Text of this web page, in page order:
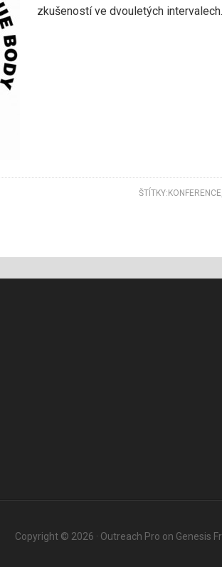
zkušeností ve dvouletých intervalech.
ŠTÍTKY: KONFERENCE
Copyright © 2026 · Outreach Pro on Genesis